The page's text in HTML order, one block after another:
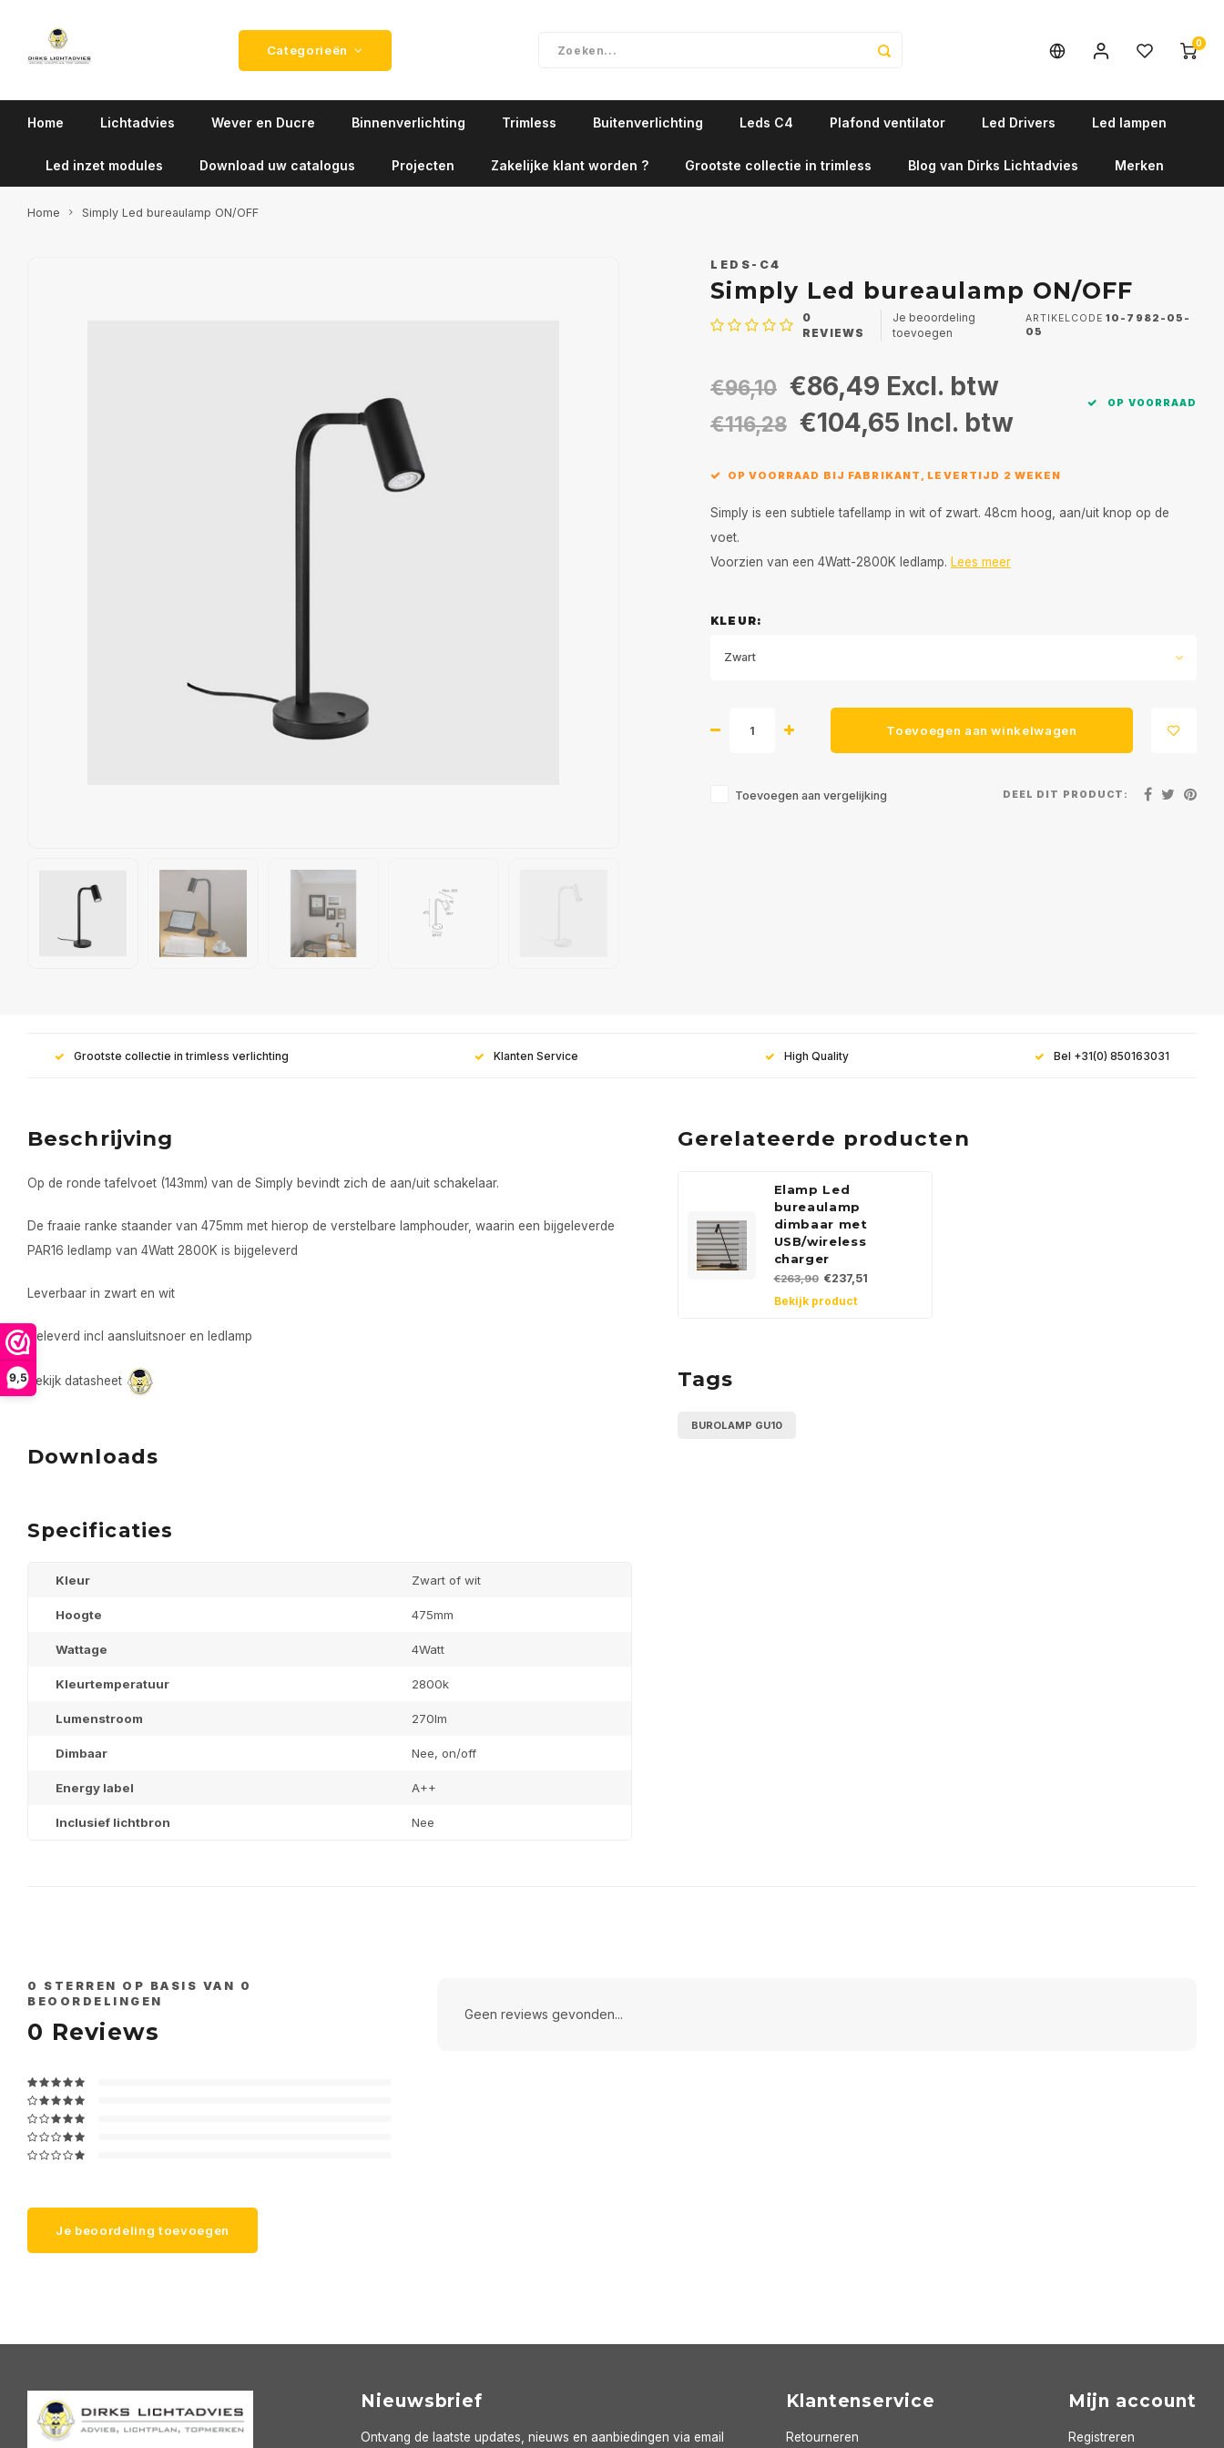
9,5
Categorieën
0
Home Lichtadvies Wever en Ducre Binnenverlichting Trimless Buitenverlichting Leds C4 Plafond ventilator Led Drivers Led lampen
Led inzet modules Download uw catalogus Projecten Zakelijke klant worden ? Grootste collectie in trimless Blog van Dirks Lichtadvies Merken
Home Simply Led bureaulamp ON/OFF
LEDS-C4
Simply Led bureaulamp ON/OFF
0
REVIEWS
Je beoordeling
toevoegen
ARTIKELCODE 10-7982-05-
05
€96,10 €86,49 Excl. btw
€116,28 €104,65 Incl. btw
OP VOORRAAD
OP VOORRAAD BIJ FABRIKANT, LEVERTIJD 2 WEKEN
Simply is een subtiele tafellamp in wit of zwart. 48cm hoog, aan/uit knop op de
voet.
Voorzien van een 4Watt-2800K ledlamp. Lees meer
KLEUR:
Zwart
Toevoegen aan winkelwagen
Toevoegen aan vergelijking DEEL DIT PRODUCT:
Grootste collectie in trimless verlichting Klanten Service High Quality Bel +31(0) 850163031
Beschrijving
Op de ronde tafelvoet (143mm) van de Simply bevindt zich de aan/uit schakelaar.
De fraaie ranke staander van 475mm met hierop de verstelbare lamphouder, waarin een bijgeleverde
PAR16 ledlamp van 4Watt 2800K is bijgeleverd
Leverbaar in zwart en wit
Geleverd incl aansluitsnoer en ledlamp
Bekijk datasheet
Downloads
Specificaties
Kleur Zwart of wit
Hoogte 475mm
Wattage 4Watt
Kleurtemperatuur 2800k
Lumenstroom 270lm
Dimbaar Nee, on/off
Energy label A++
Inclusief lichtbron Nee
Gerelateerde producten
Elamp Led
bureaulamp
dimbaar met
USB/wireless
charger
€263,90 €237,51
Bekijk product
Tags
BUROLAMP GU10
0 STERREN OP BASIS VAN 0
BEOORDELINGEN
0 Reviews
Je beoordeling toevoegen
Geen reviews gevonden...
Nieuwsbrief
Ontvang de laatste updates, nieuws en aanbiedingen via email
Klantenservice
Retourneren
Mijn account
Registreren